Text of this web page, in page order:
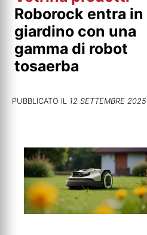
Roborock entra in
giardino con una
gamma di robot
tosaerba
PUBBLICATO IL 12 SETTEMBRE 2025